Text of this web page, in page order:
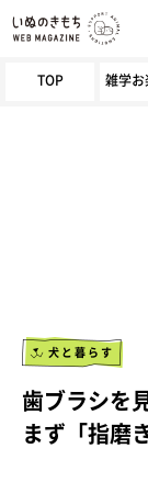
TOP 雑学
犬と暮らす
歯ブラシを
まず「指磨